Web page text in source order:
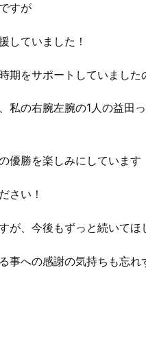
すが
していました！
期をサポートしていました
私の右腕左腕の1人の益田
優勝を楽しみにしています
さい！
が、今後もずっと続いてほ
事への感謝の気持ちも忘